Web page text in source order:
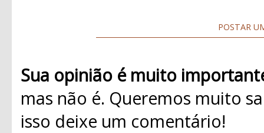
POSTAR
Sua opinião é muito
mas não é. Queremos muito
isso deixe um comentário!